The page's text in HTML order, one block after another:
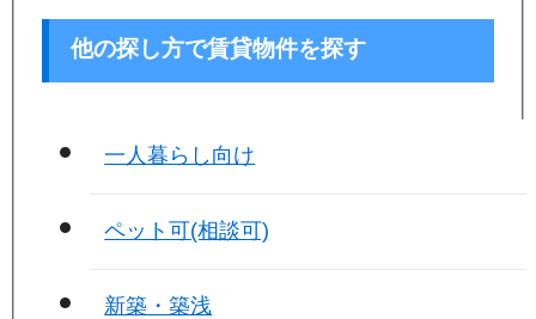
他の探し方で賃貸物件を探す
一人暮らし向け
ペット可(相談可)
新築・築浅